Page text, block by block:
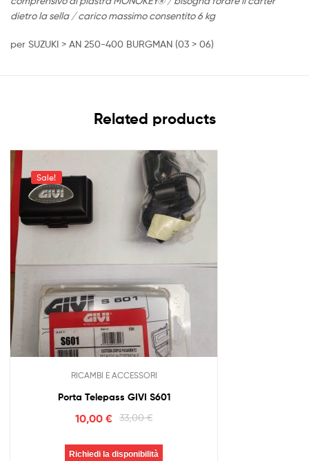
dietro la sella / carico massimo consentito 6 kg
per SUZUKI > AN 250-400 BURGMAN (03 > 06)
Related products
Sale!
RICAMBI E ACCESSORI
Porta Telepass GIVI S601
33,00€
10,00€
Richiedi la disponibilità